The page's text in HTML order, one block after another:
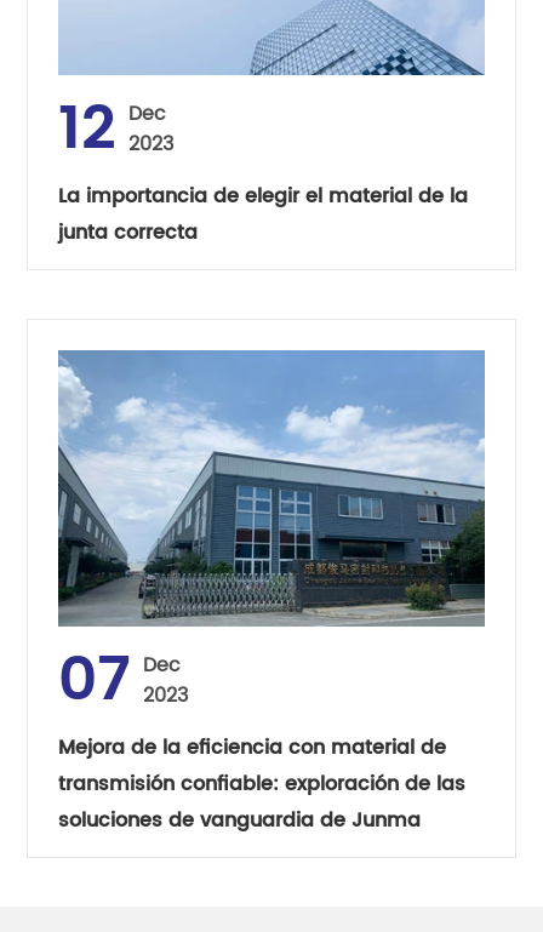
12 Dec
2023
La importancia de elegir el material de la
junta correcta
07 Dec
2023
Mejora de la eficiencia con material de
transmisión confiable: exploración de las
soluciones de vanguardia de Junma